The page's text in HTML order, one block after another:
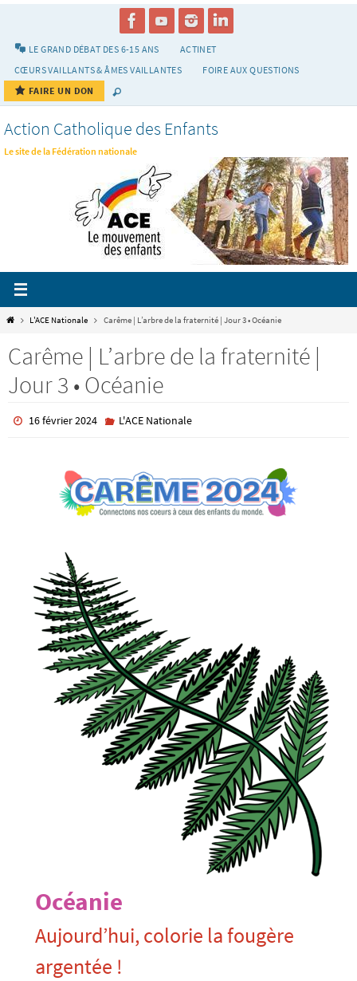
LE GRAND DÉBAT DES 6-15 ANS
ACTINET
CŒURS VAILLANTS & ÂMES VAILLANTES
FOIRE AUX QUESTIONS
FAIRE UN DON
Action Catholique des Enfants
Le site de la Fédération nationale
HomeL'ACE Nationale Carême | L’arbre de la fraternité | Jour 3 • Océanie
Carême | L’arbre de la fraternité |
Jour 3 • Océanie
16 février 2024 L'ACE Nationale
Océanie
Aujourd’hui, colorie la fougère
argentée !